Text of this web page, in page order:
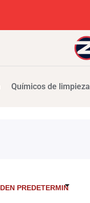
Químicos de limpieza